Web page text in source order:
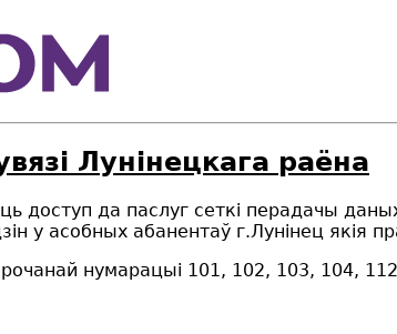
Лунінецкага раёна
доступ да паслуг сеткі перадачы
iн у асобных абанентаў г.Лунiнец якія
нумарацыі 101, 102, 103, 104,